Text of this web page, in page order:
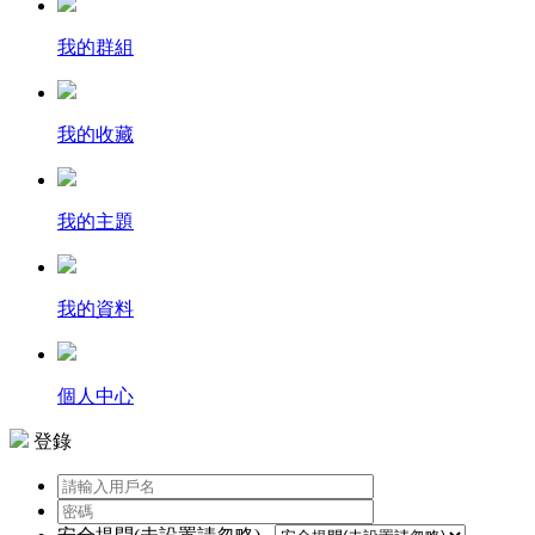
我的群組
我的收藏
我的主題
我的資料
個人中心
登錄